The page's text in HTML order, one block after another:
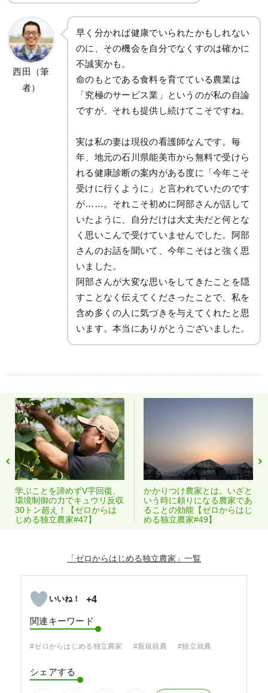
西田（筆
者）
早く分かれば健康でいられたかもしれない
のに、その機会を自分でなくすのは確かに
不誠実かも。
命のもとである食料を育てている農業は
「究極のサービス業」というのが私の自論
ですが、それも提供し続けてこそですね。
実は私の妻は現役の看護師なんです。毎
年、地元の石川県能美市から無料で受けら
れる健康診断の案内がある度に「今年こそ
受けに行くように」と言われていたのです
が……。それこそ初めに阿部さんが話して
いたように、自分だけは大丈夫だと何とな
く思いこんで受けていませんでした。阿部
さんのお話を聞いて、今年こそはと強く思
いました。
阿部さんが大変な思いをしてきたことを隠
すことなく伝えてくださったことで、私を
含め多くの人に気づきを与えてくれたと思
います。本当にありがとうございました。
学ぶことを諦めずV字回復、
環境制御の力でキュウリ反収
30トン超え！【ゼロからは
じめる独立農家#47】
かかりつけ農家とは。いざと
いう時に頼りになる農家であ
ることの効能【ゼロからはじ
める独立農家#49】
「ゼロからはじめる独立農家」
+4
関連キーワード
#ゼロからはじめる独立農家 #新規就農 #独立就農
シェアする